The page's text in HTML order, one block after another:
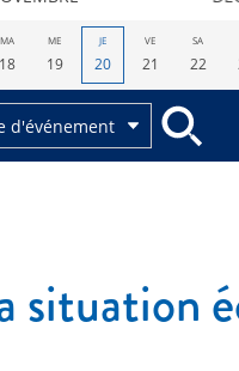
MA
18
ME
19
JE
20
VE
21
SA
22
d'événement
situation